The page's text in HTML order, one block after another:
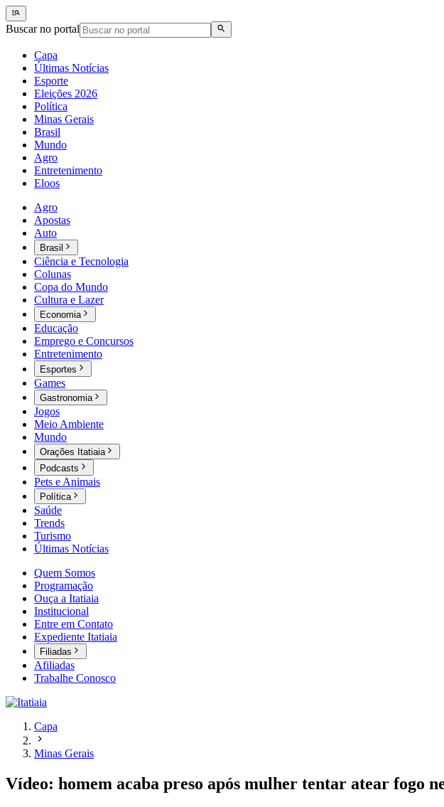
Buscar no portal
Capa
Últimas Notícias
Esporte
Eleições 2026
Política
Minas Gerais
Brasil
Mundo
Agro
Entretenimento
Eloos
Agro
Apostas
Auto
Brasil
Ciência e Tecnologia
Colunas
Copa do Mundo
Cultura e Lazer
Economia
Educação
Emprego e Concursos
Entretenimento
Esportes
Games
Gastronomia
Jogos
Meio Ambiente
Mundo
Orações Itatiaia
Podcasts
Pets e Animais
Política
Saúde
Trends
Turismo
Últimas Notícias
Quem Somos
Programação
Ouça a Itatiaia
Institucional
Entre em Contato
Expediente Itatiaia
Filiadas
Afiliadas
Trabalhe Conosco
Capa
Minas Gerais
Vídeo: homem acaba preso após mulher tentar atear fogo